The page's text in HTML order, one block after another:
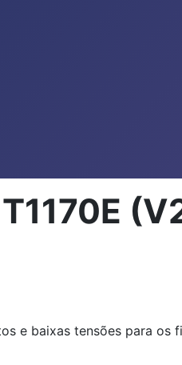
e baixas tensões para os